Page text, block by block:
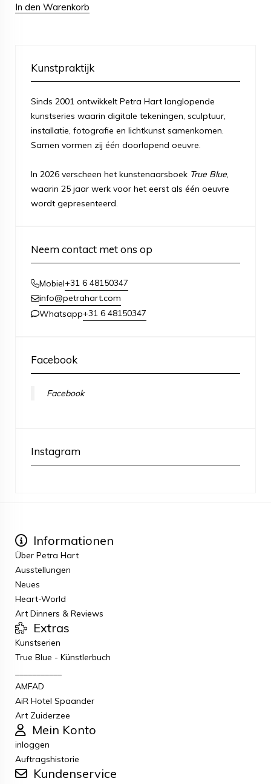
In den Warenkorb
Kunstpraktijk
Sinds 2001 ontwikkelt Petra Hart langlopende
kunstseries waarin digitale tekeningen, sculptuur,
installatie, fotografie en lichtkunst samenkomen.
Samen vormen zij één doorlopend oeuvre.
In 2026 verscheen het kunstenaarsboek True Blue,
waarin 25 jaar werk voor het eerst als één oeuvre
wordt gepresenteerd.
Neem contact met ons op
Mobiel+31 6 48150347
info@petrahart.com
Whatsapp+31 6 48150347
Facebook
Facebook
Instagram
Informationen
Über Petra Hart
Ausstellungen
Neues
Heart-World
Art Dinners & Reviews
Extras
Kunstserien
True Blue - Künstlerbuch
AMFAD
AiR Hotel Spaander
Art Zuiderzee
Mein Konto
inloggen
Auftragshistorie
Kundenservice